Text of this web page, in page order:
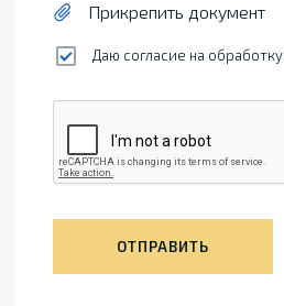
Прикрепить документ
Даю согласие на обработку
ОТПРАВИТЬ